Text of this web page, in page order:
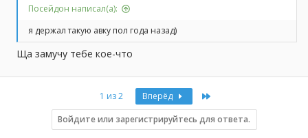
Посейдон написал(а):
я держал такую авку пол года назад)
Ща замучу тебе кое-что
1 из 2 Вперёд
Войдите или зарегистрируйтесь для ответа.